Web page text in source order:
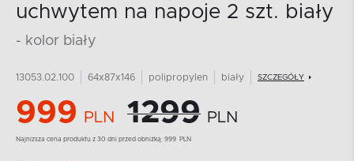
uchwytem na napoje 2 szt. biały
- kolor biały
13053.02.100 64x87x146 polipropylen biały SZCZEGÓŁY
999 PLN 1299 PLN
Najnizsza cena produktu z 30 dni przed obniżką: 999 PLN